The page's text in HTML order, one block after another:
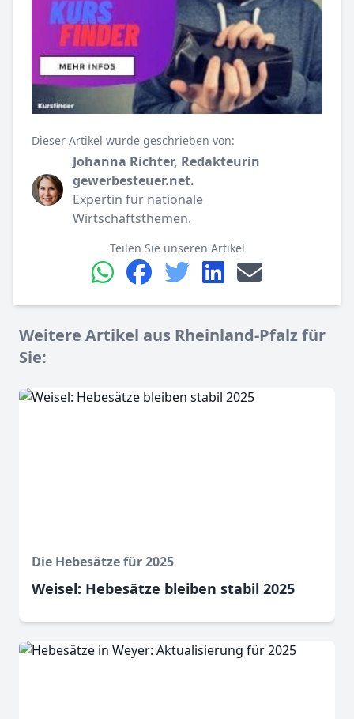
Dieser Artikel wurde geschrieben von:
Johanna Richter, Redakteurin
gewerbesteuer.net.
Expertin für nationale
Wirtschaftsthemen.
Teilen Sie unseren Artikel
Weitere Artikel aus Rheinland-Pfalz für
Sie:
Die Hebesätze für 2025
Weisel: Hebesätze bleiben stabil 2025